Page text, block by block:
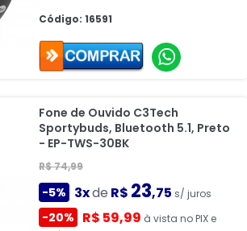
Código: 16591
Fone de Ouvido C3Tech
Sportybuds, Bluetooth 5.1, Preto
- EP-TWS-30BK
R$ 74,99
-5% 3xde R$ 23,75 s/ juros
-20% R$ 59,99 à vista no PIX e